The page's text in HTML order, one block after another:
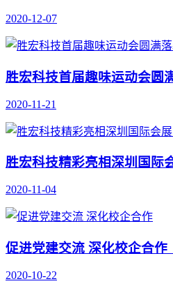
2020-12-07
胜宏科技首届趣味运动会圆
2020-11-21
胜宏科技精彩亮相深圳国际
2020-11-04
促进党建交流 深化校企合作
2020-10-22